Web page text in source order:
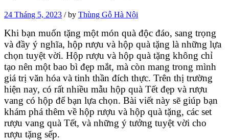
24 Tháng 5, 2023 /by Thùng Gỗ Hà Nội
Khi bạn muốn tặng một món quà độc đáo, sang trọng
và đầy ý nghĩa, hộp rượu và hộp quà tặng là những lựa
chọn tuyệt vời. Hộp rượu và hộp quà tặng không chỉ
tạo nên một bao bì đẹp mắt, mà còn mang trong mình
giá trị văn hóa và tinh thần đích thực. Trên thị trường
hiện nay, có rất nhiều mẫu hộp quà Tết đẹp và rượu
vang có hộp để bạn lựa chọn. Bài viết này sẽ giúp bạn
khám phá thêm về hộp rượu và hộp quà tặng, các set
rượu vang quà Tết, và những ý tưởng tuyệt vời cho
rượu tặng sếp.